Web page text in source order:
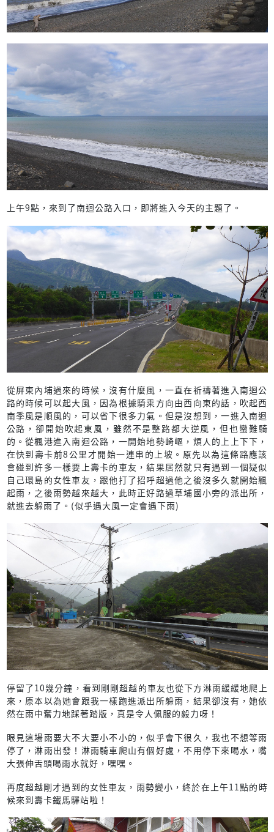
上午9點，來到了南迴公路入口，即將進入今天的主題了。
從屏東內埔過來的時候，沒有什麼風，一直在祈禱著進入南迴公
路的時候可以起大風，因為根據騎乘方向由西向東的話，吹起西
南季風是順風的，可以省下很多力氣。但是沒想到，一進入南迴
公路，卻開始吹起東風，雖然不是整路都大逆風，但也蠻難騎
的。從楓港進入南迴公路，一開始地勢崎嶇，煩人的上上下下，
在快到壽卡前8公里才開始一連串的上坡。原先以為這條路應該
會碰到許多一樣要上壽卡的車友，結果居然就只有遇到一個疑似
自己環島的女性車友，跟他打了招呼超過他之後沒多久就開始飄
起雨，之後雨勢越來越大，此時正好路過草埔國小旁的派出所，
就進去躲雨了。(似乎遇大風一定會遇下雨)
停留了10幾分鐘，看到剛剛超越的車友也從下方淋雨緩緩地爬上
來，原本以為她會跟我一樣跑進派出所躲雨，結果卻沒有，她依
然在雨中奮力地踩著踏版，真是令人佩服的毅力呀！
眼見這場雨要大不大要小不小的，似乎會下很久，我也不想等雨
停了，淋雨出發！淋雨騎車爬山有個好處，不用停下來喝水，嘴
大張伸舌頭喝雨水就好，嘿嘿。
再度超越剛才遇到的女性車友，雨勢變小，終於在上午11點的時
候來到壽卡鐵馬驛站啦！